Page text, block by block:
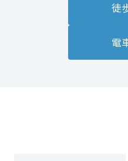
徒
電